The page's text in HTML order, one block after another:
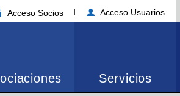
Acceso Socios Acceso Usuarios
Servicios